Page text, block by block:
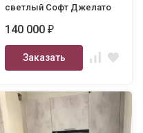
светлый Софт Джелато
140 000₽
Заказать